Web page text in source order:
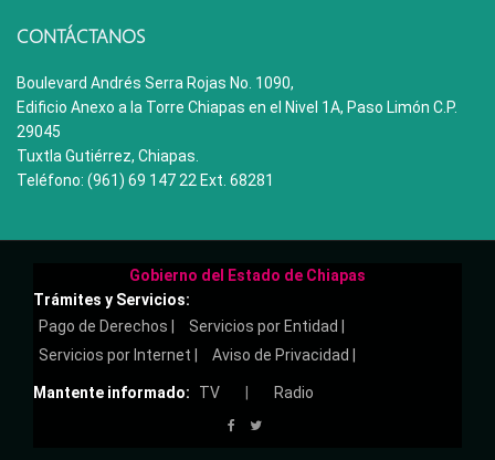
CONTÁCTANOS
Boulevard Andrés Serra Rojas No. 1090,
Edificio Anexo a la Torre Chiapas en el Nivel 1A, Paso Limón C.P.
29045
Tuxtla Gutiérrez, Chiapas.
Teléfono: (961) 69 147 22 Ext. 68281
Gobierno del Estado de Chiapas
Trámites y Servicios:
Pago de Derechos |
Servicios por Entidad |
Servicios por Internet |
Aviso de Privacidad |
Mantente informado: TV Radio